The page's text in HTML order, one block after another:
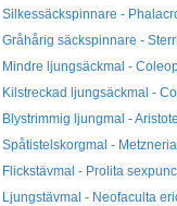
Silkessäckspinnare -
Gråhårig säckspinnare -
Mindre ljungsäckmal -
Kilstreckad ljungsäckmal -
Blystrimmig ljungmal -
Spåtistelskorgmal -
Flickstävmal - Prolita
Ljungstävmal - Neofaculta